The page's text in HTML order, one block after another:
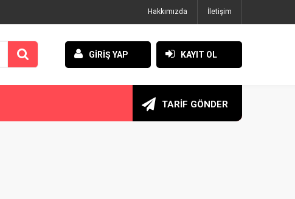
Hakkımızda İletişim
GİRİŞ YAP KAYIT OL
TARİF GÖNDER